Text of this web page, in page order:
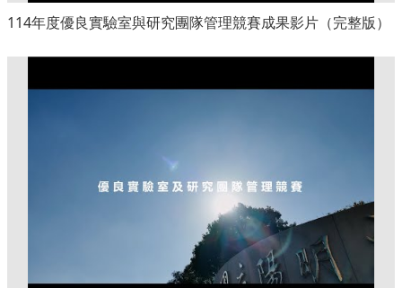
114年度優良實驗室與研究團隊管理競賽成果影片（完整版）